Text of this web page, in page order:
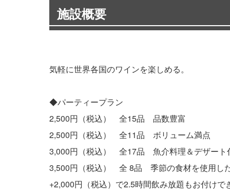
施設概要
気軽に世界各国のワインを楽しめる。
◆パーティープラン
2,500円（税込） 全15品 品数豊富
2,500円（税込） 全11品 ボリューム満点
3,000円（税込） 全17品 魚介料理＆デザート
3,500円（税込） 全 8品 季節の食材を使用し
+2,000円（税込）で2.5時間飲み放題もお付けで